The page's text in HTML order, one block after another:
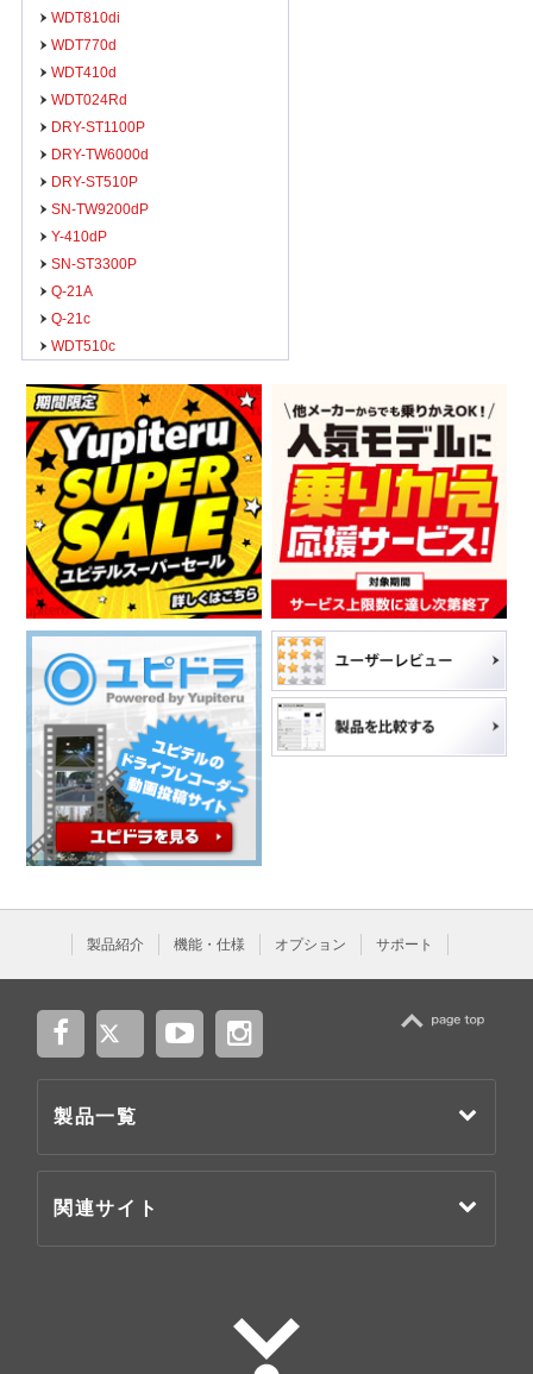
WDT810di
WDT770d
WDT410d
WDT024Rd
DRY-ST1100P
DRY-TW6000d
DRY-ST510P
SN-TW9200dP
Y-410dP
SN-ST3300P
Q-21A
Q-21c
WDT510c
製品紹介 機能・仕様 オプション サポート
製品一覧
関連サイト